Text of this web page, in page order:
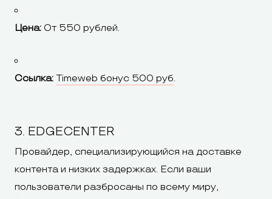
Цена: От 550 рублей.
Ссылка: Timeweb бонус 500 руб.
3. EDGECENTER
Провайдер, специализирующийся на доставке
контента и низких задержках. Если ваши
пользователи разбросаны по всему миру,